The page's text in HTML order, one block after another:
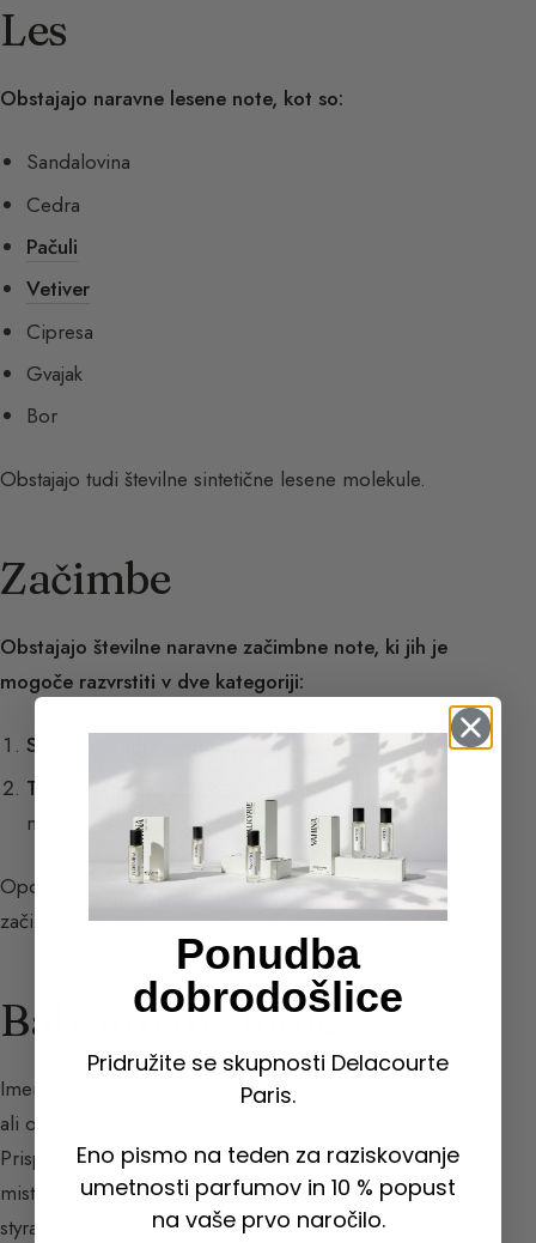
Les
Obstajajo naravne lesene note, kot so:
Sandalovina
Cedra
Pačuli
Vetiver
Cipresa
Gvajak
Bor
Obstajajo tudi številne sintetične lesene molekule.
Začimbe
Obstajajo številne naravne začimbne note, ki jih je
mogoče razvrstiti v dve kategoriji:
Sveže začimbe:
Kardamom, poper, ingver.
Tople začimbe:
Cimet, žafran, muškatni orešček,
nageljnikovi popki.
Opomba: nekatere rože, kot je smilje, lahko prinašajo
začimben učinek.
Balzami in smole
Imenujemo jih tudi balzamične note; prispevajo k jantar
ali orientalskemu akordu (
Prispevajo veliko zaokroženosti, skrivnostnosti in
mističnih not k kompoziciji: kadilo, mira, opoponaks,
styraks, benzoin.
Ponudba
dobrodošlice
Pridružite se skupnosti Delacourte
Paris.
Eno pismo na teden za raziskovanje
umetnosti parfumov in 10 % popust
na vaše prvo naročilo.